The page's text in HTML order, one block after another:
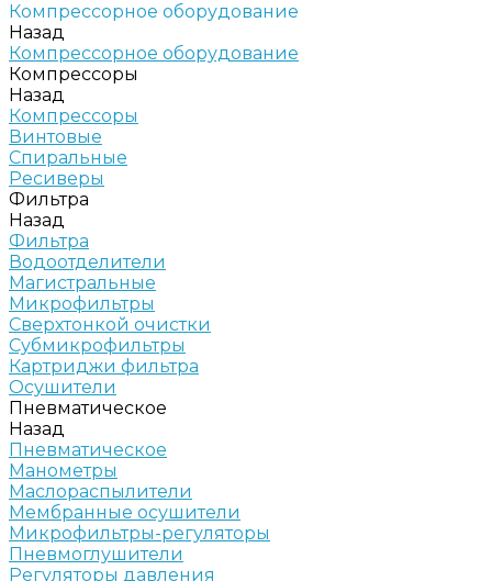
Компрессорное оборудование
Назад
Компрессорное оборудование
Компрессоры
Назад
Компрессоры
Винтовые
Спиральные
Ресиверы
Фильтра
Назад
Фильтра
Водоотделители
Магистральные
Микрофильтры
Сверхтонкой очистки
Субмикрофильтры
Картриджи фильтра
Осушители
Пневматическое
Назад
Пневматическое
Манометры
Маслораспылители
Мембранные осушители
Микрофильтры-регуляторы
Пневмоглушители
Регуляторы давления